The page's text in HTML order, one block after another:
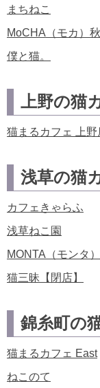
まちねこ
MoCHA（モカ）
僕と猫。
上野の猫
猫まるカフェ 上野
浅草の猫
カフェきゃらふ
浅草ねこ園
MONTA（モンタ）
猫三昧【閉店】
錦糸町の
猫まるカフェ East
ねこのて